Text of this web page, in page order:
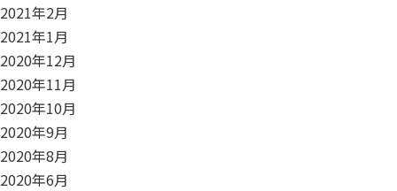
2021年2月
2021年1月
2020年12月
2020年11月
2020年10月
2020年9月
2020年8月
2020年6月